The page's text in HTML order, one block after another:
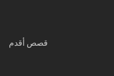
قصص أقدم